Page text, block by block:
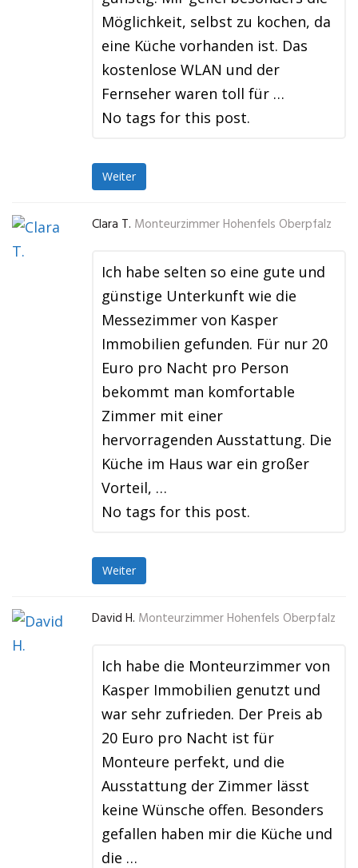
Möglichkeit, selbst zu kochen, da
eine Küche vorhanden ist. Das
kostenlose WLAN und der
Fernseher waren toll für …
No tags for this post.
Weiter
Clara T. Monteurzimmer Hohenfels Oberpfalz
Ich habe selten so eine gute und
günstige Unterkunft wie die
Messezimmer von Kasper
Immobilien gefunden. Für nur 20
Euro pro Nacht pro Person
bekommt man komfortable
Zimmer mit einer
hervorragenden Ausstattung. Die
Küche im Haus war ein großer
Vorteil, …
No tags for this post.
Weiter
David H. Monteurzimmer Hohenfels Oberpfalz
Ich habe die Monteurzimmer von
Kasper Immobilien genutzt und
war sehr zufrieden. Der Preis ab
20 Euro pro Nacht ist für
Monteure perfekt, und die
Ausstattung der Zimmer lässt
keine Wünsche offen. Besonders
gefallen haben mir die Küche und
die …